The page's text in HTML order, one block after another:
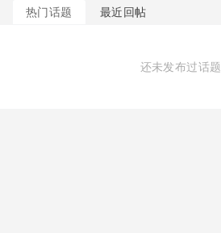
热门话题 最近回帖
还未发布过话题